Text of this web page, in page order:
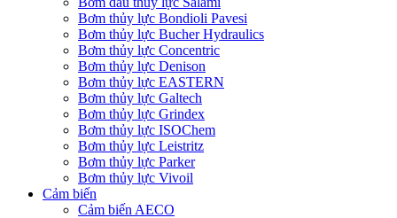
Bơm thủy lực Bondioli Pavesi
Bơm thủy lực Bucher Hydraulics
Bơm thủy lực Concentric
Bơm thủy lực Denison
Bơm thủy lực EASTERN
Bơm thủy lực Galtech
Bơm thủy lực Grindex
Bơm thủy lực ISOChem
Bơm thủy lực Leistritz
Bơm thủy lực Parker
Bơm thủy lực Vivoil
Cảm biến
Cảm biến AECO